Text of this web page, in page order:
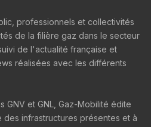
professionnels et collectivités
de la filière gaz dans le secteur
de l'actualité française et
réalisées avec les différents
GNV et GNL, Gaz-Mobilité édite
infrastructures présentes et à